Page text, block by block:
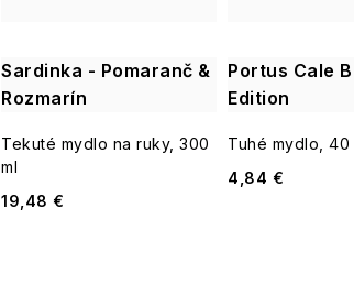
Sardinka - Pomaranč &
Rozmarín
Tekuté mydlo na ruky, 300
ml
19,48 €
Portus Cale
Edition
Tuhé mydlo, 40
4,84 €